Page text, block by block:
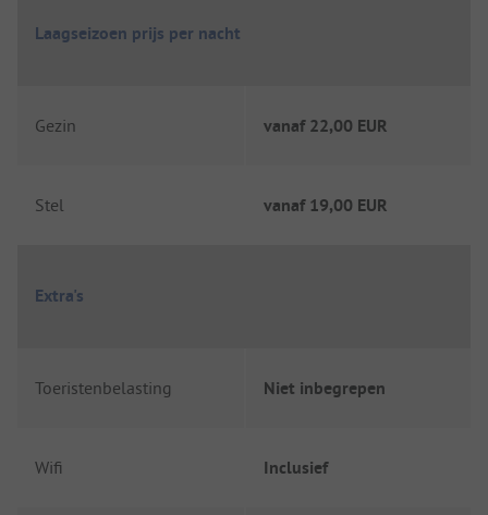
Laagseizoen prijs per nacht
Gezin vanaf 22,00 EUR
Stel vanaf 19,00 EUR
Extra's
Toeristenbelasting Niet inbegrepen
Wifi Inclusief